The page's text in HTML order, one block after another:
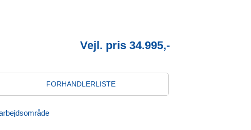
Vejl. pris 34.995,-
FORHANDLERLISTE